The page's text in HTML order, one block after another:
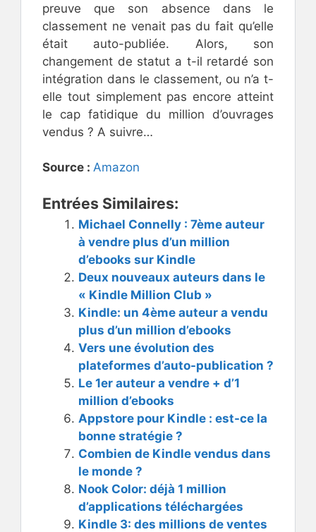
preuve que son absence dans le
classement ne venait pas du fait qu’elle
était auto-publiée. Alors, son
changement de statut a t-il retardé son
intégration dans le classement, ou n’a t-
elle tout simplement pas encore atteint
le cap fatidique du million d’ouvrages
vendus ? A suivre…
Source : Amazon
Entrées Similaires:
Michael Connelly : 7ème auteur
à vendre plus d’un million
d’ebooks sur Kindle
Deux nouveaux auteurs dans le
« Kindle Million Club »
Kindle: un 4ème auteur a vendu
plus d’un million d’ebooks
Vers une évolution des
plateformes d’auto-publication ?
Le 1er auteur a vendre + d’1
million d’ebooks
Appstore pour Kindle : est-ce la
bonne stratégie ?
Combien de Kindle vendus dans
le monde ?
Nook Color: déjà 1 million
d’applications téléchargées
Kindle 3: des millions de ventes